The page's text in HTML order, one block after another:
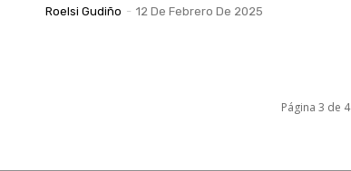
Roelsi Gudiño - 12 De Febrero De 2025
Página 3 de 4